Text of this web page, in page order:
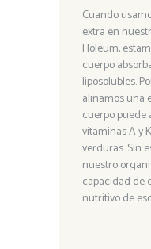
Cuando
extra en
Holeum,
cuerpo
liposolubles.
aliñamos una
cuerpo puede
vitaminas A y
verduras. Sin
nuestro
capacidad de
nutritivo de